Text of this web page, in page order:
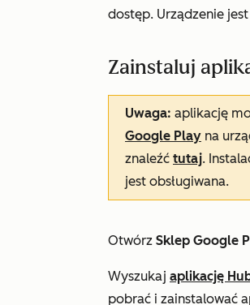
dostęp. Urządzenie
Zainstaluj
Uwaga: aplikację
Google Play na
znaleźć tutaj.
jest obsługiwana.
Otwórz Sklep Google
Wyszukaj aplikację
pobrać i zainstalować